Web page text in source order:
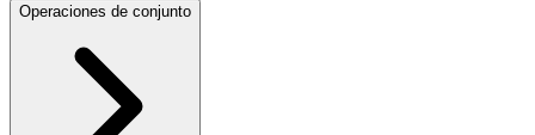
Operaciones de conjunto